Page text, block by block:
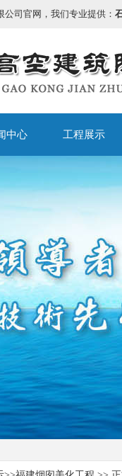
司官网，我们专业提供：
中心 工程展示